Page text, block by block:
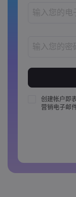
密码必须至
密码必须至
密码必须包
创建帐户即
营销电子邮